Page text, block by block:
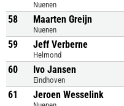
Nuenen
58 Maarten Greijn
Nuenen
59 Jeff Verberne
Helmond
60 Ivo Jansen
Eindhoven
61 Jeroen Wesselink